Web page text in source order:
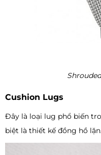
Cushion Lugs
Đây là loại lug phổ biến
biệt là thiết kế đồng hồ